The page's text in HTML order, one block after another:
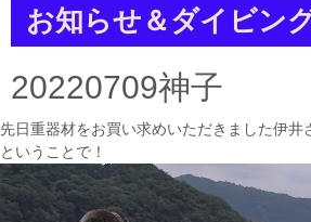
お知らせ＆ダイビン
20220709神子
先日重器材をお買い求めいただきました伊井
ということで！